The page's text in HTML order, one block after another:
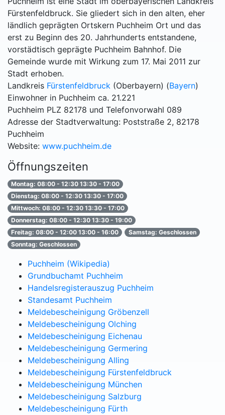
Fürstenfeldbruck. Sie gliedert sich in den alten, eher
ländlich geprägten Ortskern Puchheim Ort und das
erst zu Beginn des 20. Jahrhunderts entstandene,
vorstädtisch geprägte Puchheim Bahnhof. Die
Gemeinde wurde mit Wirkung zum 17. Mai 2011 zur
Stadt erhoben.
Landkreis Fürstenfeldbruck (Oberbayern) (Bayern)
Einwohner in Puchheim ca. 21.221
Puchheim PLZ 82178 und Telefonvorwahl 089
Adresse der Stadtverwaltung: Poststraße 2, 82178
Puchheim
Website: www.puchheim.de
Öffnungszeiten
Montag: 08:00 - 12:30 13:30 - 17:00
Dienstag: 08:00 - 12:30 13:30 - 17:00
Mittwoch: 08:00 - 12:30 13:30 - 17:00
Donnerstag: 08:00 - 12:30 13:30 - 19:00
Freitag: 08:00 - 12:00 13:00 - 16:00
Samstag: Geschlossen
Sonntag: Geschlossen
Puchheim (Wikipedia)
Grundbuchamt Puchheim
Handelsregisterauszug Puchheim
Standesamt Puchheim
Meldebescheinigung Gröbenzell
Meldebescheinigung Olching
Meldebescheinigung Eichenau
Meldebescheinigung Germering
Meldebescheinigung Alling
Meldebescheinigung Fürstenfeldbruck
Meldebescheinigung München
Meldebescheinigung Salzburg
Meldebescheinigung Fürth